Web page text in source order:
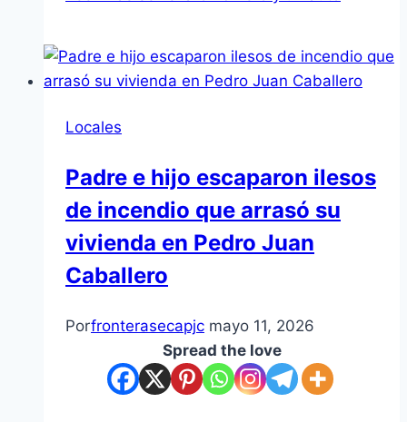
Locales
Padre e hijo escaparon ilesos
de incendio que arrasó su
vivienda en Pedro Juan
Caballero
Porfronterasecapjc mayo 11, 2026
Spread the love